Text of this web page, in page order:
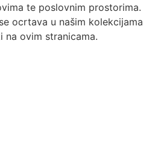
te poslovnim prostorima.
ocrtava u našim kolekcijama
na ovim stranicama.